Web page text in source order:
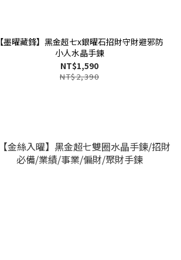
【墨曜藏鋒】黑金超七x銀曜石招財守財避邪防
小人水晶手鍊
NT$1,590
NT$2,390